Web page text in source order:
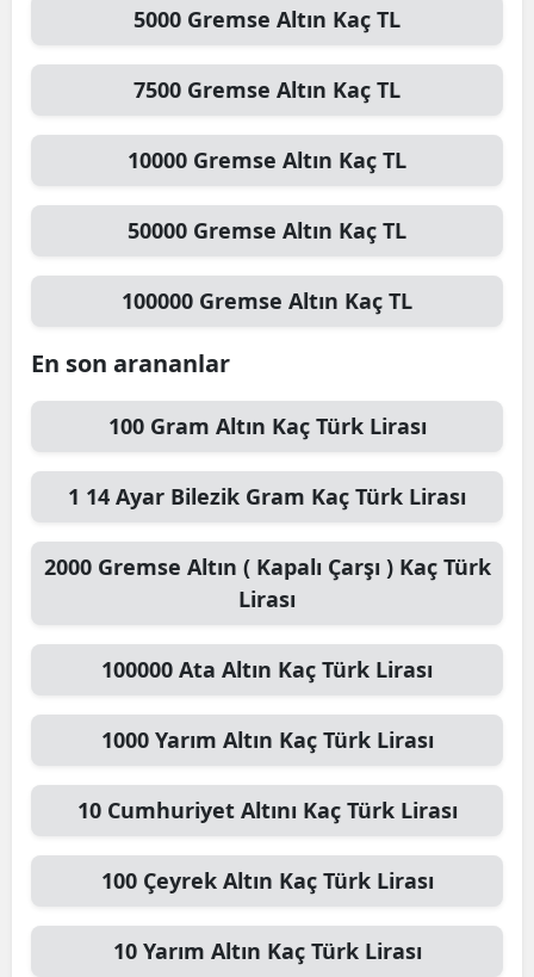
5000 Gremse Altın Kaç TL
7500 Gremse Altın Kaç TL
10000 Gremse Altın Kaç TL
50000 Gremse Altın Kaç TL
100000 Gremse Altın Kaç TL
En son arananlar
100 Gram Altın Kaç Türk Lirası
1 14 Ayar Bilezik Gram Kaç Türk Lirası
2000 Gremse Altın ( Kapalı Çarşı )Kaç Türk
Lirası
100000 Ata Altın Kaç Türk Lirası
1000 Yarım Altın Kaç Türk Lirası
10 Cumhuriyet Altını Kaç Türk Lirası
100 Çeyrek Altın Kaç Türk Lirası
10 Yarım Altın Kaç Türk Lirası